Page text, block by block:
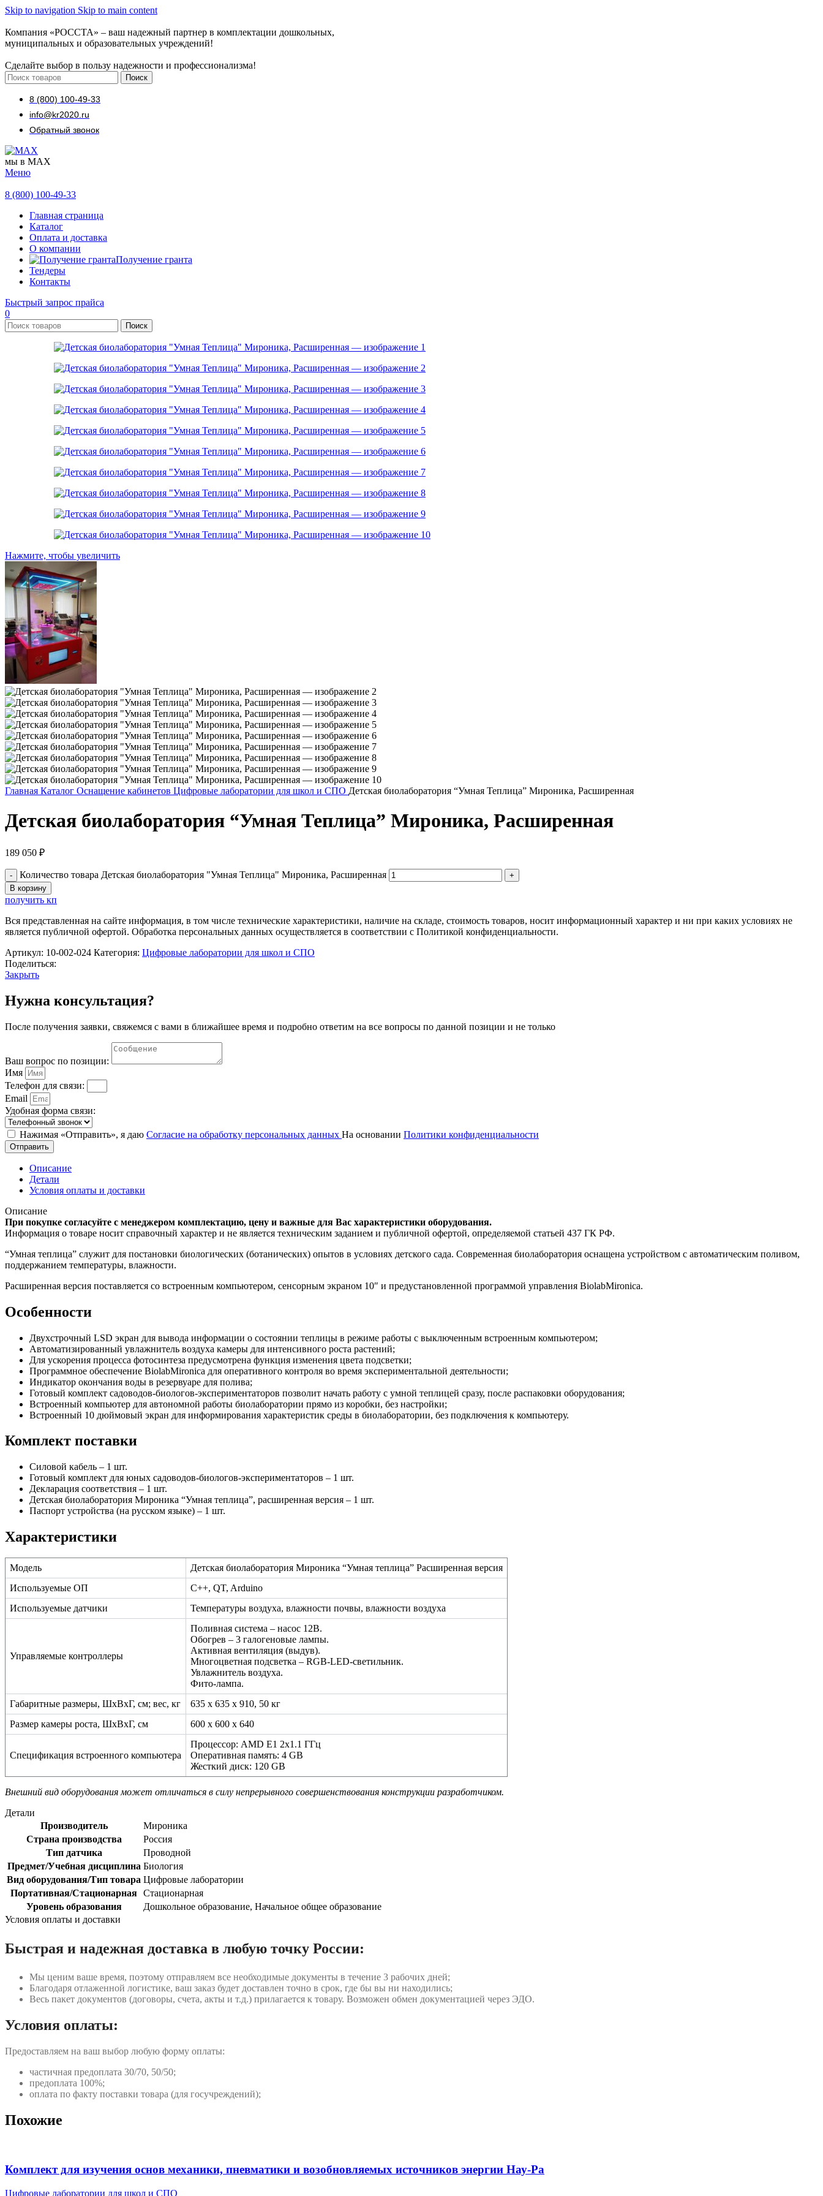
Skip to navigation Skip to main content
Компания «РОССТА» – ваш надежный партнер в комплектации дошкольных,
муниципальных и образовательных учреждений!
Сделайте выбор в пользу надежности и профессионализма!
Поиск
8 (800) 100-49-33
info@kr2020.ru
Обратный звонок
мы в MAX
Меню
8 (800) 100-49-33
Главная страница
Каталог
Оплата и доставка
О компании
Получение гранта
Тендеры
Контакты
Быстрый запрос прайса
0
Поиск
Нажмите, чтобы увеличить
Главная Каталог Оснащение кабинетов Цифровые лаборатории для школ и СПО Детская биолаборатория “Умная Теплица” Мироника, Расширенная
Детская биолаборатория “Умная Теплица” Мироника, Расширенная
189 050 ₽
Количество товара Детская биолаборатория "Умная Теплица" Мироника, Расширенная
В корзину
получить кп
Вся представленная на сайте информация, в том числе технические характеристики, наличие на складе, стоимость товаров, носит информационный характер и ни при каких условиях не
является публичной офертой. Обработка персональных данных осуществляется в соответствии с Политикой конфиденциальности.
Артикул: 10-002-024 Категория: Цифровые лаборатории для школ и СПО
Поделиться:
Закрыть
Нужна консультация?
После получения заявки, свяжемся с вами в ближайшее время и подробно ответим на все вопросы по данной позиции и не только
Ваш вопрос по позиции:
Имя
Телефон для связи:
Email
Удобная форма связи:
Нажимая «Отправить», я даю Согласие на обработку персональных данных На основании Политики конфиденциальности
Отправить
Описание
Детали
Условия оплаты и доставки
Описание
При покупке согласуйте с менеджером комплектацию, цену и важные для Вас характеристики оборудования.
Информация о товаре носит справочный характер и не является техническим заданием и публичной офертой, определяемой статьей 437 ГК РФ.
“Умная теплица” служит для постановки биологических (ботанических) опытов в условиях детского сада. Современная биолаборатория оснащена устройством с автоматическим поливом,
поддержанием температуры, влажности.
Расширенная версия поставляется со встроенным компьютером, сенсорным экраном 10″ и предустановленной программой управления BiolabMironica.
Особенности
Двухстрочный LSD экран для вывода информации о состоянии теплицы в режиме работы с выключенным встроенным компьютером;
Автоматизированный увлажнитель воздуха камеры для интенсивного роста растений;
Для ускорения процесса фотосинтеза предусмотрена функция изменения цвета подсветки;
Программное обеспечение BiolabMironica для оперативного контроля во время экспериментальной деятельности;
Индикатор окончания воды в резервуаре для полива;
Готовый комплект садоводов-биологов-экспериментаторов позволит начать работу с умной теплицей сразу, после распаковки оборудования;
Встроенный компьютер для автономной работы биолаборатории прямо из коробки, без настройки;
Встроенный 10 дюймовый экран для информирования характеристик среды в биолаборатории, без подключения к компьютеру.
Комплект поставки
Силовой кабель – 1 шт.
Готовый комплект для юных садоводов-биологов-экспериментаторов – 1 шт.
Декларация соответствия – 1 шт.
Детская биолаборатория Мироника “Умная теплица”, расширенная версия – 1 шт.
Паспорт устройства (на русском языке) – 1 шт.
Характеристики
Модель
Детская биолаборатория Мироника “Умная теплица” Расширенная версия
Используемые ОП
C++, QT, Arduino
Используемые датчики
Температуры воздуха, влажности почвы, влажности воздуха
Управляемые контроллеры
Поливная система – насос 12В.
Обогрев – 3 галогеновые лампы.
Активная вентиляция (выдув).
Многоцветная подсветка – RGB-LED-светильник.
Увлажнитель воздуха.
Фито-лампа.
Габаритные размеры, ШхВхГ, см; вес, кг
635 х 635 х 910, 50 кг
Размер камеры роста, ШхВхГ, см
600 х 600 х 640
Спецификация встроенного компьютера
Процессор: AMD E1 2х1.1 ГГц
Оперативная память: 4 GB
Жесткий диск: 120 GB
Внешний вид оборудования может отличаться в силу непрерывного совершенствования конструкции разработчиком.
Детали
Производитель
Мироника
Страна производства
Россия
Тип датчика
Проводной
Предмет/Учебная дисциплина Биология
Вид оборудования/Тип товара Цифровые лаборатории
Портативная/Стационарная Стационарная
Уровень образования
Дошкольное образование, Начальное общее образование
Условия оплаты и доставки
Быстрая и надежная доставка в любую точку России:
Мы ценим ваше время, поэтому отправляем все необходимые документы в течение 3 рабочих дней;
Благодаря отлаженной логистике, ваш заказ будет доставлен точно в срок, где бы вы ни находились;
Весь пакет документов (договоры, счета, акты и т.д.) прилагается к товару. Возможен обмен документацией через ЭДО.
Условия оплаты:
Предоставляем на ваш выбор любую форму оплаты:
частичная предоплата 30/70, 50/50;
предоплата 100%;
оплата по факту поставки товара (для госучреждений);
Похожие
Комплект для изучения основ механики, пневматики и возобновляемых источников энергии Нау-Ра
Цифровые лаборатории для школ и СПО